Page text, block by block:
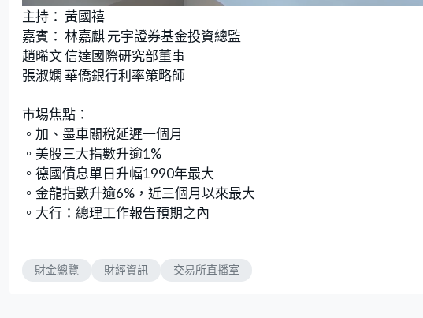
n
m
u
e
a
d
e
d
:
1
.
5
%
主持： 黃國禧
嘉賓： 林嘉麒 元宇證券基金投資總監
趙晞文 信達國際研究部董事
張淑嫻 華僑銀行利率策略師
市場焦點：
。加、墨車關稅延遲一個月
。美股三大指數升逾1%
。德國債息單日升幅1990年最大
。金龍指數升逾6%，近三個月以來最大
。大行：總理工作報告預期之內
財金總覽 財經資訊 交易所直播室